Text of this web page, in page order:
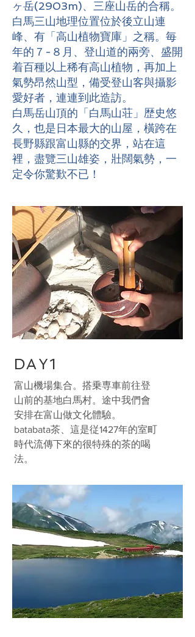
ヶ岳(2903m)、三座山岳的合稱。
白馬三山地理位置位於後立山連
峰、有「高山植物寶庫」之稱。毎
年的７-８月、登山道的兩旁、盛開
着百種以上稀有高山植物，再加上
氣勢昂然山型，備受登山客與攝影
愛好者，連連到此造訪。
白馬岳山頂的「白馬山荘」歴史悠
久，也是日本最大的山屋，橫跨在
長野縣跟富山縣的交界，站在這
裡，盡覽三山雄姿，壯闊氣勢，一
定令你驚歎不已！
​DAY1
富山機場集合。 搭乗専車前往登
山前的基地白馬村。 ​途中我們會
安排在富山做文化體驗。
batabata茶、這是従1427年的室町
時代流傳下來的很特殊的茶的喝
法。